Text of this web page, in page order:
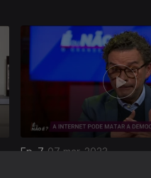
Ep. 7 07 mar. 2023